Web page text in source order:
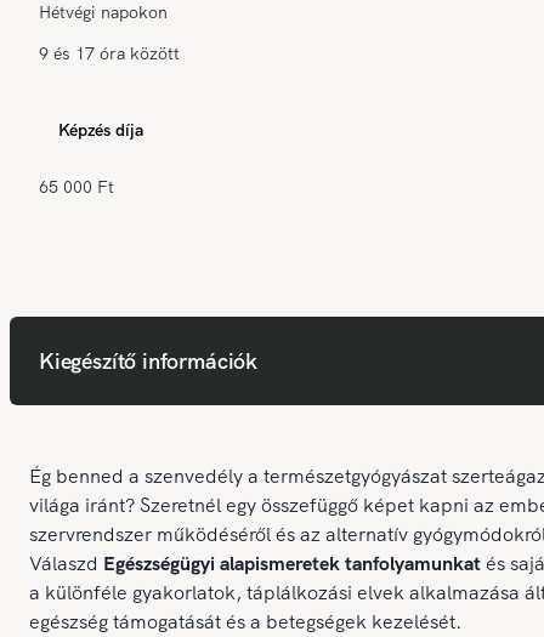
Hétvégi napokon
9 és 17 óra között
Képzés díja
65 000 Ft
Kiegészítő információk
Ég benned a szenvedély a természetgyógyászat
világa iránt? Szeretnél egy összefüggő képet kapni az
szervrendszer működéséről és az alternatív
Válaszd Egészségügyi alapismeretek tanfolyamunkatés
a különféle gyakorlatok, táplálkozási elvek alkalmazása
egészség támogatását és a betegségek kezelését.